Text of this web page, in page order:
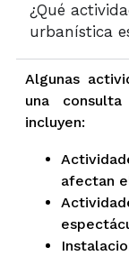
¿Qué
urbanística
Algunas
una
incluyen:
afectan